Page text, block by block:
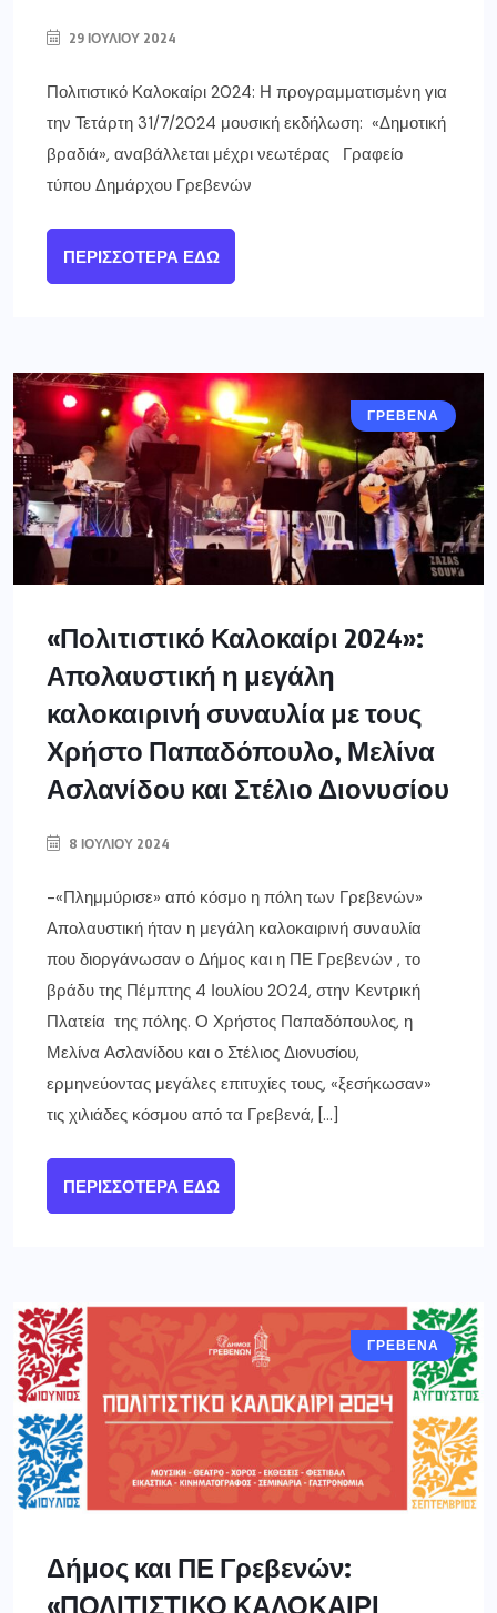
29 ΙΟΥΛΊΟΥ 2024
Πολιτιστικό Καλοκαίρι 2024: Η προγραμματισμένη για
την Τετάρτη 31/7/2024 μουσική εκδήλωση: «Δημοτική
βραδιά», αναβάλλεται μέχρι νεωτέρας Γραφείο
τύπου Δημάρχου Γρεβενών
ΠΕΡΙΣΣΌΤΕΡΑ ΕΔΏ
ΓΡΕΒΕΝΑ
«Πολιτιστικό Καλοκαίρι 2024»:
Απολαυστική η μεγάλη
καλοκαιρινή συναυλία με τους
Χρήστο Παπαδόπουλο, Μελίνα
Ασλανίδου και Στέλιο Διονυσίου
8 ΙΟΥΛΊΟΥ 2024
-«Πλημμύρισε» από κόσμο η πόλη των Γρεβενών»
Απολαυστική ήταν η μεγάλη καλοκαιρινή συναυλία
που διοργάνωσαν ο Δήμος και η ΠΕ Γρεβενών , το
βράδυ της Πέμπτης 4 Ιουλίου 2024, στην Κεντρική
Πλατεία της πόλης. Ο Χρήστος Παπαδόπουλος, η
Μελίνα Ασλανίδου και ο Στέλιος Διονυσίου,
ερμηνεύοντας μεγάλες επιτυχίες τους, «ξεσήκωσαν»
τις χιλιάδες κόσμου από τα Γρεβενά, […]
ΠΕΡΙΣΣΌΤΕΡΑ ΕΔΏ
ΓΡΕΒΕΝΑ
Δήμος και ΠΕ Γρεβενών:
«ΠΟΛΙΤΙΣΤΙΚΟ ΚΑΛΟΚΑΙΡΙ